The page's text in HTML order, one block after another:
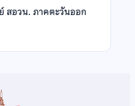
สอวน. ภาคตะวันออก